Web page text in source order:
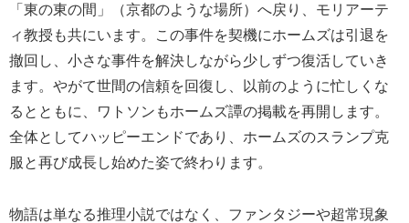
「東の東の間」（京都のような場所）へ戻り、モリアーテ
ィ教授も共にいます。この事件を契機にホームズは引退を
撤回し、小さな事件を解決しながら少しずつ復活していき
ます。やがて世間の信頼を回復し、以前のように忙しくな
るとともに、ワトソンもホームズ譚の掲載を再開します。
全体としてハッピーエンドであり、ホームズのスランプ克
服と再び成長し始めた姿で終わります。
物語は単なる推理小説ではなく、ファンタジーや超常現象